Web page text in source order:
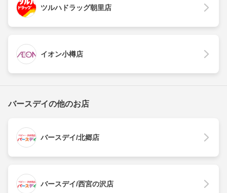
ツルハドラッグ朝里店
イオン小樽店
バースデイの他のお店
バースデイ/北郷店
バースデイ/西宮の沢店